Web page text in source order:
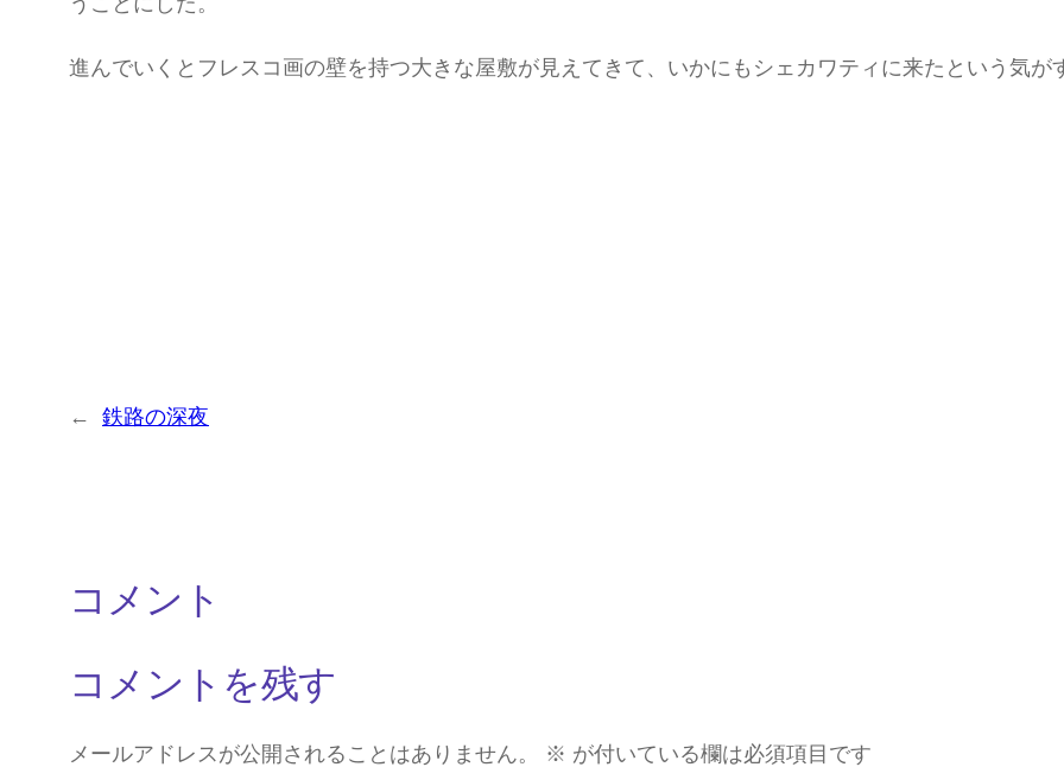
進んでいくとフレスコ画の壁を持つ大きな屋敷が見えてきて、いかにもシェカワティに来たという気が
← 鉄路の深夜
コメント
コメントを残す
メールアドレスが公開されることはありません。 ※ が付いている欄は必須項目です